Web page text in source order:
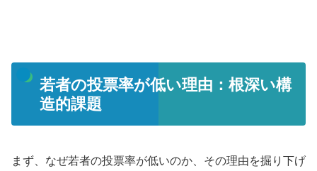
若者の投票率が低い理由：根深い構
造的課題
まず、なぜ若者の投票率が低いのか、その理由を掘り下げ